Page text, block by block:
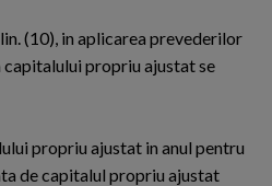
(10), in aplicarea prevederilor
capitalului propriu ajustat se
propriu ajustat in anul pentru
de capitalul propriu ajustat